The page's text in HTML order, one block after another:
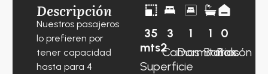
Descripción
Nuestros pasajeros
lo prefieren por
tener capacidad
hasta para 4
35
mts2
Superficie
3
Camas
1
Dormitorios
1
Baños
0
Balcón